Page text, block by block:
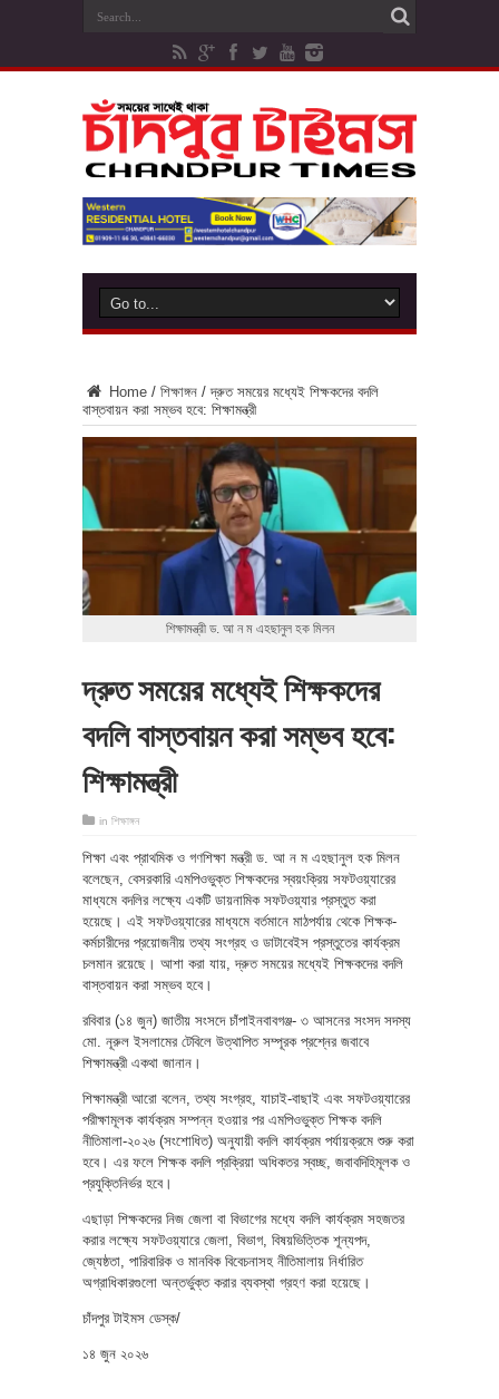
Home / শিক্ষাঙ্গন / দ্রুত সময়ের মধ্যেই শিক্ষকদের বদলি
বাস্তবায়ন করা সম্ভব হবে: শিক্ষামন্ত্রী
শিক্ষামন্ত্রী ড. আ ন ম এহছানুল হক মিলন
দ্রুত সময়ের মধ্যেই শিক্ষকদের
বদলি বাস্তবায়ন করা সম্ভব হবে:
শিক্ষামন্ত্রী
in শিক্ষাঙ্গন
শিক্ষা এবং প্রাথমিক ও গণশিক্ষা মন্ত্রী ড. আ ন ম এহছানুল হক মিলন
বলেছেন, বেসরকারি এমপিওভুক্ত শিক্ষকদের স্বয়ংক্রিয় সফটওয়্যারের
মাধ্যমে বদলির লক্ষ্যে একটি ডায়নামিক সফটওয়্যার প্রস্তুত করা
হয়েছে। এই সফটওয়্যারের মাধ্যমে বর্তমানে মাঠপর্যায় থেকে শিক্ষক-
কর্মচারীদের প্রয়োজনীয় তথ্য সংগ্রহ ও ডাটাবেইস প্রস্তুতের কার্যক্রম
চলমান রয়েছে। আশা করা যায়, দ্রুত সময়ের মধ্যেই শিক্ষকদের বদলি
বাস্তবায়ন করা সম্ভব হবে।
রবিবার (১৪ জুন) জাতীয় সংসদে চাঁপাইনবাবগঞ্জ- ৩ আসনের সংসদ সদস্য
মো. নূরুল ইসলামের টেবিলে উত্থাপিত সম্পূরক প্রশ্নের জবাবে
শিক্ষামন্ত্রী একথা জানান।
শিক্ষামন্ত্রী আরো বলেন, তথ্য সংগ্রহ, যাচাই-বাছাই এবং সফটওয়্যারের
পরীক্ষামূলক কার্যক্রম সম্পন্ন হওয়ার পর এমপিওভুক্ত শিক্ষক বদলি
নীতিমালা-২০২৬ (সংশোধিত) অনুযায়ী বদলি কার্যক্রম পর্যায়ক্রমে শুরু করা
হবে। এর ফলে শিক্ষক বদলি প্রক্রিয়া অধিকতর স্বচ্ছ, জবাবদিহিমূলক ও
প্রযুক্তিনির্ভর হবে।
এছাড়া শিক্ষকদের নিজ জেলা বা বিভাগের মধ্যে বদলি কার্যক্রম সহজতর
করার লক্ষ্যে সফটওয়্যারে জেলা, বিভাগ, বিষয়ভিত্তিক শূন্যপদ,
জ্যেষ্ঠতা, পারিবারিক ও মানবিক বিবেচনাসহ নীতিমালায় নির্ধারিত
অগ্রাধিকারগুলো অন্তর্ভুক্ত করার ব্যবস্থা গ্রহণ করা হয়েছে।
চাঁদপুর টাইমস ডেস্ক/
১৪ জুন ২০২৬